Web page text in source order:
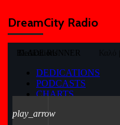
DreamCity Radio